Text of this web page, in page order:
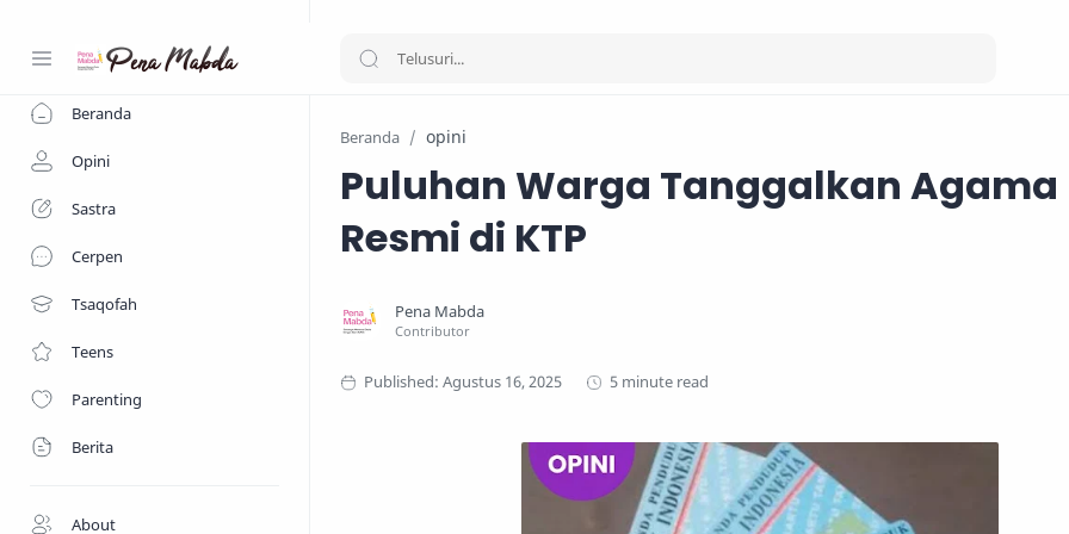
Beranda
Opini
Sastra
Cerpen
Tsaqofah
Teens
Parenting
Berita
About
Beranda opini
Puluhan Warga Tanggalkan Agama
Resmi di KTP
5 minute read